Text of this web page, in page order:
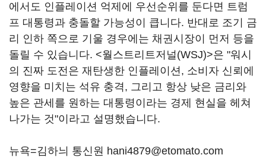
에서도 인플레이션 억제에 우선순위를 둔다면 트럼
프 대통령과 충돌할 가능성이 큽니다. 반대로 조기 금
리 인하 쪽으로 기울 경우에는 채권시장이 먼저 등을
돌릴 수 있습니다. <월스트리트저널(WSJ)>은 "워시
의 진짜 도전은 재탄생한 인플레이션, 소비자 신뢰에
영향을 미치는 석유 충격, 그리고 항상 낮은 금리와
높은 관세를 원하는 대통령이라는 경제 현실을 헤쳐
나가는 것"이라고 설명했습니다.
뉴욕=김하늬 통신원 hani4879@etomato.com